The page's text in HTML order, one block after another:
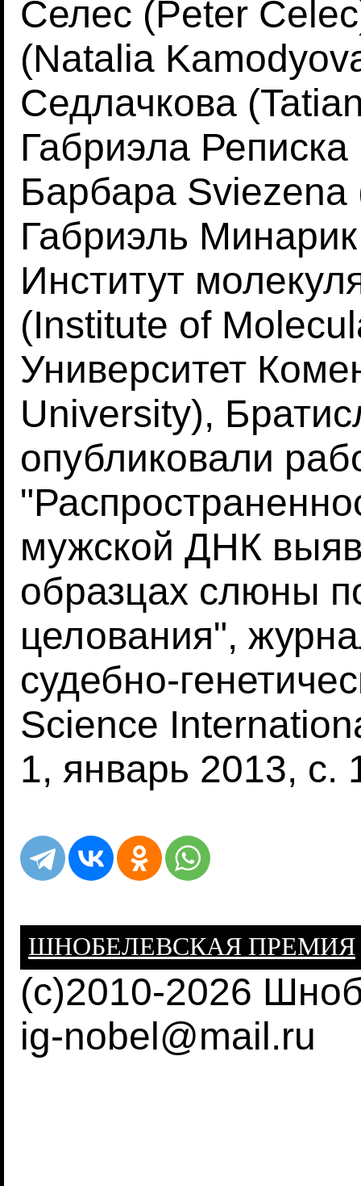
Селес (Peter
(Natalia
Седлачкова
Габриэла
Барбара
Габриэль
Институт
(Institute of
Университет
University),
опубликовали
мужской ДНК
образцах слюны
целования",
судебно-
Science
1, январь 2013, с.
ШНОБЕЛЕВСКАЯ ПРЕМИЯ
(c)2010-2026
ig-nobel@mail.ru